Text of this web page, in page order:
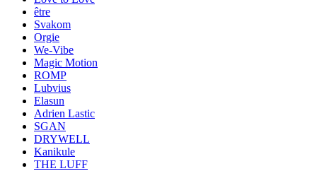
être
Svakom
Orgie
We-Vibe
Magic Motion
ROMP
Lubvius
Elasun
Adrien Lastic
SGAN
DRYWELL
Kanikule
THE LUFF